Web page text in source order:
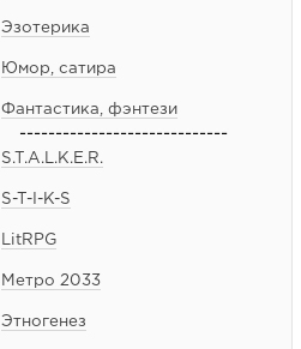
Эзотерика
Юмор, сатира
Фантастика, фэнтези
-----------------------------
S.T.A.L.K.E.R.
S-T-I-K-S
LitRPG
Метро 2033
Этногенез